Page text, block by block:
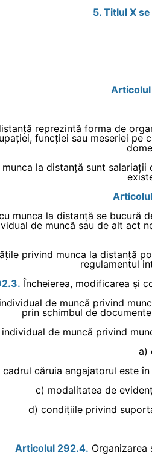
5. Titlul X
Articolul
reprezintă forma de
funcției sau meseriei pe
la distanță sunt
munca la distanță se
de muncă sau de alt act
privind munca la distanță
regulamentul
Încheierea, modificarea și
de muncă privind
prin schimbul de
de muncă privind
a)
căruia angajatorul este
c) modalitatea de
d) condițiile privind
Articolul 292.4.